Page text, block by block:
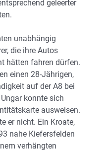
geleerter
unabhängig
die ihre Autos
hätten fahren dürfen.
einen 28-Jährigen,
auf der A8 bei
konnte sich
ausweisen.
er nicht. Ein Kroate,
nahe Kiefersfelden
verhängten